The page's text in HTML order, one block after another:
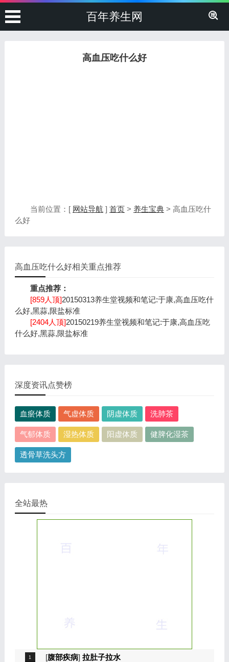
百年养生网
高血压吃什么好
当前位置：[ 网站导航 ] 首页> 养生宝典> 高血压吃什
么好
高血压吃什么好相关重点推荐
重点推荐：
[859人顶]20150313养生堂视频和笔记:于康,高血压吃什
么好,黑蒜,限盐标准
[2404人顶]20150219养生堂视频和笔记:于康,高血压吃
什么好,黑蒜,限盐标准
深度资讯点赞榜
血瘀体质 气虚体质 阴虚体质 洗肺茶
气郁体质 湿热体质 阳虚体质 健脾化湿茶
透骨草洗头方
全站最热
[腹部疾病] 拉肚子拉水